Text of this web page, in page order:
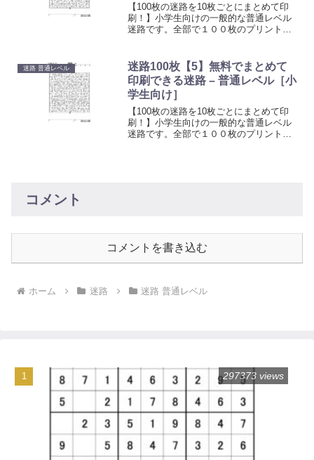
【100枚の迷路を10枚ごとにまとめて印
刷！】小学生向けの一般的な普通レベル
迷路です。全部で１００枚のプリントを
さい。お子様の遊びや知育にピッタリの
迷路です。シンプルな形のかんたんな迷
路です。たくさん遊んで空間認識能力や
認知能力をアップさせましょう。
迷路 普通レベル
迷路100枚【5】無料でまとめて
印刷できる迷路 – 普通レベル［小
学生向け］
【100枚の迷路を10枚ごとにまとめて印
刷！】小学生向けの一般的な普通レベル
迷路です。全部で１００枚のプリントを
コメント
コメントを書き込む
ホーム 迷路 迷路 普通レベル
297373 views